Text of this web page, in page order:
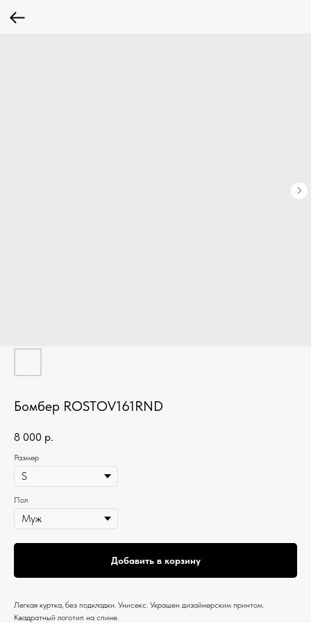
Бомбер ROSTOV161RND
8 000 р.
Размер
Пол
Добавить в корзину
Легкая куртка, без подкладки. Унисекс. Украшен дизайнерским принтом.
Квадратный логотип на спине.